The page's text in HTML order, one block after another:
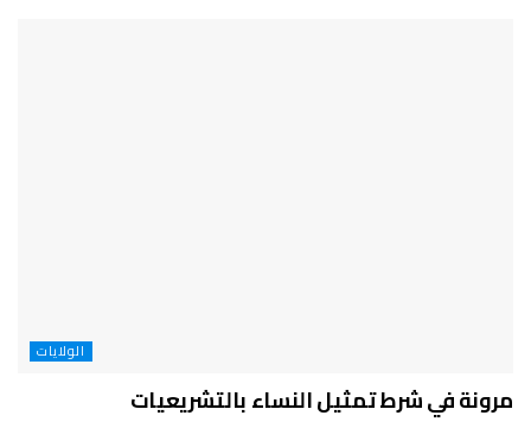
الولايات
مرونة في شرط تمثيل النساء بالتشريعيات